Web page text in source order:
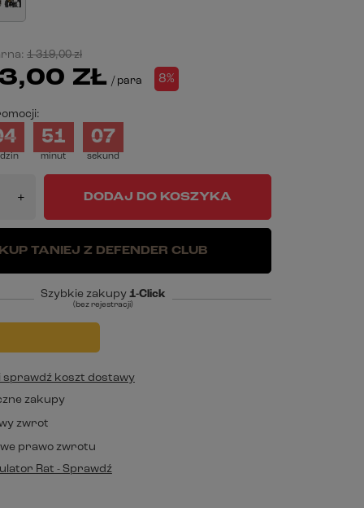
1 319,00 zł
ZŁ / para 8%
minut
51
sekund
06
+ DODAJ DO KOSZYKA
KUP TANIEJ Z DEFENDER CLUB
Szybkie zakupy 1-Click
(bez rejestracji)
sprawdź koszt dostawy
zakupy
zwrot
prawo zwrotu
Rat - Sprawdź